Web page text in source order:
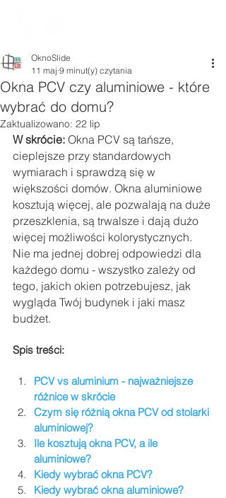
Okna PCV czy aluminiowe - które
wybrać do domu?
OknoSlide
11 maj 9 minut(y) czytania
Zaktualizowano: 22 lip
W skrócie: Okna PCV są tańsze,
cieplejsze przy standardowych
wymiarach i sprawdzą się w
większości domów. Okna aluminiowe
kosztują więcej, ale pozwalają na duże
przeszklenia, są trwalsze i dają dużo
więcej możliwości kolorystycznych.
Nie ma jednej dobrej odpowiedzi dla
każdego domu - wszystko zależy od
tego, jakich okien potrzebujesz, jak
wygląda Twój budynek i jaki masz
budżet.
Spis treści:
PCV vs aluminium - najważniejsze
różnice w skrócie
Czym się różnią okna PCV od stolarki
aluminiowej?
Ile kosztują okna PCV, a ile
aluminiowe?
Kiedy wybrać okna PCV?
Kiedy wybrać okna aluminiowe?